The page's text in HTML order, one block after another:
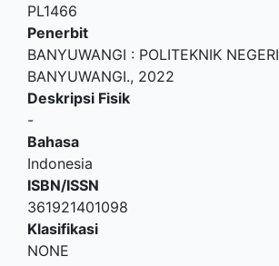
PL1466
Penerbit
BANYUWANGI : POLITEKNIK NEGERI
BANYUWANGI., 2022
Deskripsi Fisik
-
Bahasa
Indonesia
ISBN/ISSN
361921401098
Klasifikasi
NONE